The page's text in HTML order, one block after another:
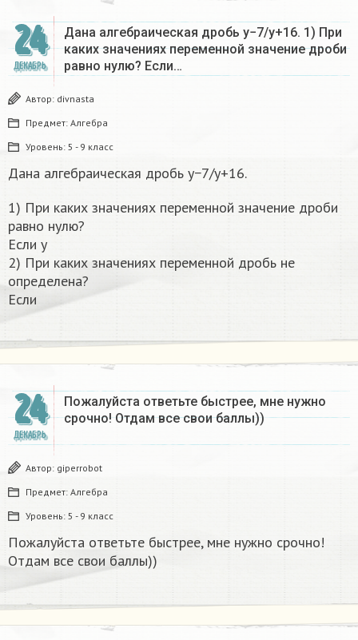
24
ДЕКАБРЬ
Дана алгебраическая дробь y−7/y+16. 1) При
каких значениях переменной значение дроби
равно нулю? Если…
Автор: divnasta
Предмет: Алгебра
Уровень: 5 - 9 класс
Дана алгебраическая дробь y−7/y+16.
1) При каких значениях переменной значение дроби
равно нулю?
Если y
2) При каких значениях переменной дробь не
определена?
Если
24
ДЕКАБРЬ
Пожалуйста ответьте быстрее, мне нужно
срочно! Отдам все свои баллы))
Автор: giperrobot
Предмет: Алгебра
Уровень: 5 - 9 класс
Пожалуйста ответьте быстрее, мне нужно срочно!
Отдам все свои баллы))